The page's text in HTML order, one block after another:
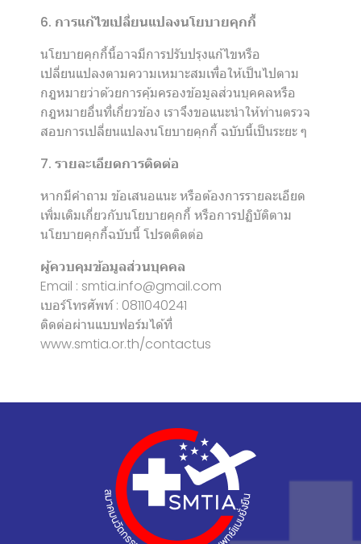
6. การแก้ไขเปลี่ยนแปลงนโยบายคุกกี้
นโยบายคุกกี้นี้อาจมีการปรับปรุงแก้ไขหรือ
เปลี่ยนแปลงตามความเหมาะสมเพื่อให้เป็นไปตาม
กฎหมายว่าด้วยการคุ้มครองข้อมูลส่วนบุคคลหรือ
กฎหมายอื่นที่เกี่ยวข้อง เราจึงขอแนะนำให้ท่านตรวจ
สอบการเปลี่ยนแปลงนโยบายคุกกี้ ฉบับนี้เป็นระยะ ๆ
7. รายละเอียดการติดต่อ
หากมีคำถาม ข้อเสนอแนะ หรือต้องการรายละเอียด
เพิ่มเติมเกี่ยวกับนโยบายคุกกี้ หรือการปฏิบัติตาม
นโยบายคุกกี้ฉบับนี้ โปรดติดต่อ
ผู้ควบคุมข้อมูลส่วนบุคคล
Email : smtia.info@gmail.com
เบอร์โทรศัพท์ : 0811040241
ติดต่อผ่านแบบฟอร์มได้ที่
www.smtia.or.th/contactus